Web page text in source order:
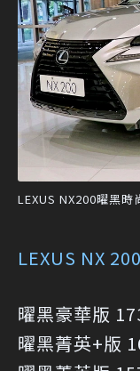
LEXUS NX200曜黑
LEXUS NX
曜黑豪華版
曜黑菁英+版